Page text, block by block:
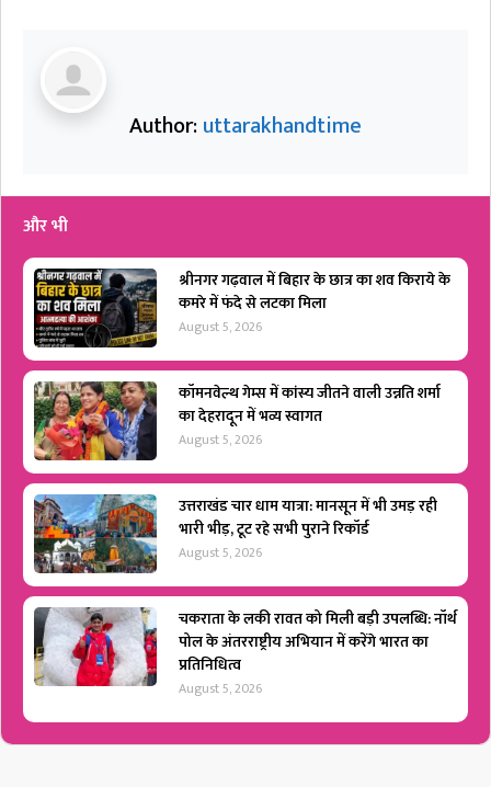
Author:uttarakhandtime
और भी
श्रीनगर गढ़वाल में बिहार के छात्र का शव किराये के
कमरे में फंदे से लटका मिला
August 5, 2026
कॉमनवेल्थ गेम्स में कांस्य जीतने वाली उन्नति शर्मा
का देहरादून में भव्य स्वागत
August 5, 2026
उत्तराखंड चार धाम यात्रा: मानसून में भी उमड़ रही
भारी भीड़, टूट रहे सभी पुराने रिकॉर्ड
August 5, 2026
चकराता के लकी रावत को मिली बड़ी उपलब्धि: नॉर्थ
पोल के अंतरराष्ट्रीय अभियान में करेंगे भारत का
प्रतिनिधित्व
August 5, 2026